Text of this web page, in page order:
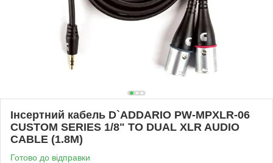
Інсертний кабель D`ADDARIO PW-MPXLR-06
CUSTOM SERIES 1/8" TO DUAL XLR AUDIO
CABLE (1.8M)
Готово до відправки